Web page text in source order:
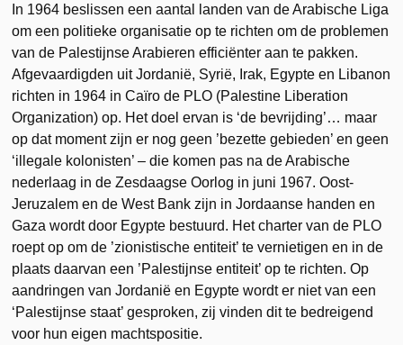
In 1964 beslissen een aantal landen van de Arabische Liga
om een politieke organisatie op te richten om de problemen
van de Palestijnse Arabieren efficiënter aan te pakken.
Afgevaardigden uit Jordanië, Syrië, Irak, Egypte en Libanon
richten in 1964 in Caïro de PLO (Palestine Liberation
Organization) op. Het doel ervan is ‘de bevrijding’… maar
op dat moment zijn er nog geen ’bezette gebieden’ en geen
‘illegale kolonisten’ – die komen pas na de Arabische
nederlaag in de Zesdaagse Oorlog in juni 1967. Oost-
Jeruzalem en de West Bank zijn in Jordaanse handen en
Gaza wordt door Egypte bestuurd. Het charter van de PLO
roept op om de ’zionistische entiteit’ te vernietigen en in de
plaats daarvan een ’Palestijnse entiteit’ op te richten. Op
aandringen van Jordanië en Egypte wordt er niet van een
‘Palestijnse staat’ gesproken, zij vinden dit te bedreigend
voor hun eigen machtspositie.